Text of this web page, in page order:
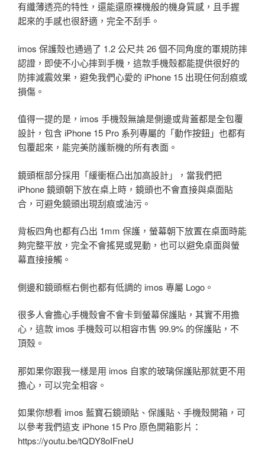
有纖薄透亮的特性，還能還原裸機般的機身質感，且手握
起來的手感也很舒適，完全不刮手。
imos 保護殼也通過了 1.2 公尺共 26 個不同角度的軍規防摔
認證，即使不小心摔到手機，這款手機殼都能提供很好的
防摔減震效果，避免我們心愛的 iPhone 15 出現任何刮痕或
損傷。
值得一提的是，imos 手機殼無論是側邊或背蓋都是全包覆
設計，包含 iPhone 15 Pro 系列專屬的「動作按鈕」也都有
包覆起來，能完美防護新機的所有表面。
鏡頭框部分採用「緩衝框凸出加高設計」，當我們把
iPhone 鏡頭朝下放在桌上時，鏡頭也不會直接與桌面貼
合，可避免鏡頭出現刮痕或油污。
背板四角也都有凸出 1mm 保護，螢幕朝下放置在桌面時能
夠完整平放，完全不會搖晃或晃動，也可以避免桌面與螢
幕直接接觸。
側邊和鏡頭框右側也都有低調的 imos 專屬 Logo。
很多人會擔心手機殼會不會卡到螢幕保護貼，其實不用擔
心，這款 imos 手機殼可以相容市售 99.9% 的保護貼，不
頂殼。
那如果你跟我一樣是用 imos 自家的玻璃保護貼那就更不用
擔心，可以完全相容。
如果你想看 imos 藍寶石鏡頭貼、保護貼、手機殼開箱，可
以參考我們這支 iPhone 15 Pro 原色開箱影片：
https://youtu.be/tQDY8oIFneU